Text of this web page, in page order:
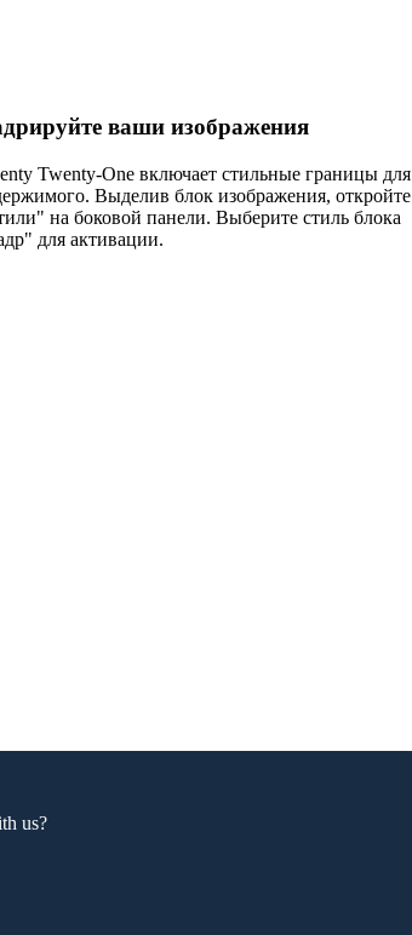
ваши изображения
Twenty-One включает стильные границы для
Выделив блок изображения, откройте
на боковой панели. Выберите стиль блока
для активации.
us?